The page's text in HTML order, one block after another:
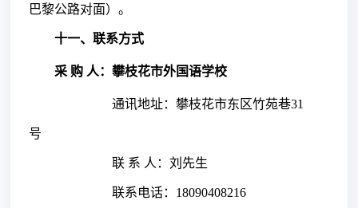
巴黎公路对面）。
十一、联系方式
采 购 人： 攀枝花市外国语学校
通讯地址： 攀枝花市东区竹苑巷31
号
联 系 人： 刘先生
联系电话： 18090408216